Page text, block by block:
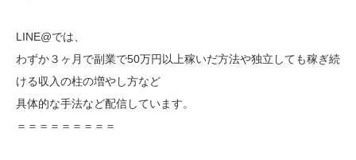
LINE@では、
わずか３ヶ月で副業で50万円以上稼いだ方法や独立しても稼ぎ続
ける収入の柱の増やし方など
具体的な手法など配信しています。
＝＝＝＝＝＝＝＝＝